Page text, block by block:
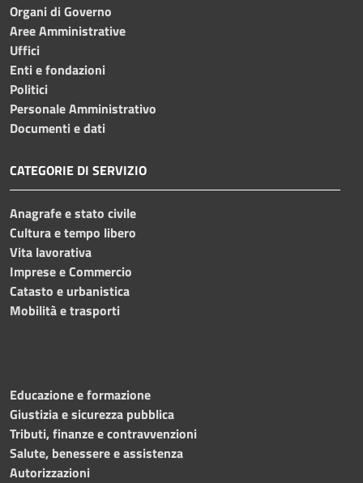
Organi di Governo
Aree Amministrative
Uffici
Enti e fondazioni
Politici
Personale Amministrativo
Documenti e dati
CATEGORIE DI SERVIZIO
Anagrafe e stato civile
Cultura e tempo libero
Vita lavorativa
Imprese e Commercio
Catasto e urbanistica
Mobilità e trasporti
Educazione e formazione
Giustizia e sicurezza pubblica
Tributi, finanze e contravvenzioni
Salute, benessere e assistenza
Autorizzazioni